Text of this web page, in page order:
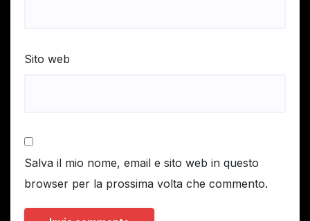
Sito web
Salva il mio nome, email e sito web in questo
browser per la prossima volta che commento.